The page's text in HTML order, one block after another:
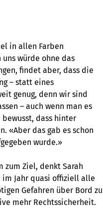
in allen Farben
würde ohne das
findet aber, dass die
– statt eines
genug, denn wir sind
– auch wenn man es
dass hinter
«Aber das gab es schon
wurde.»
zum Ziel, denkt Sarah
im Jahr quasi offiziell alle
Gefahren über Bord zu
mehr Rechtssicherheit.